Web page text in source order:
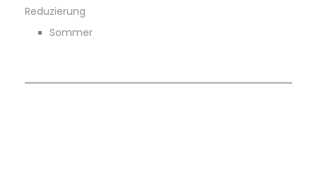
Reduzierung
Sommer